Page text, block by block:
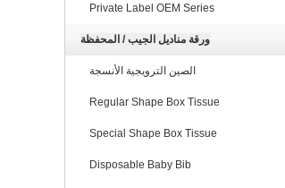
Private Label OEM Series
ورقة مناديل الجيب / المحفظة
الصين الترويجية الأنسجة
Regular Shape Box Tissue
Special Shape Box Tissue
Disposable Baby Bib